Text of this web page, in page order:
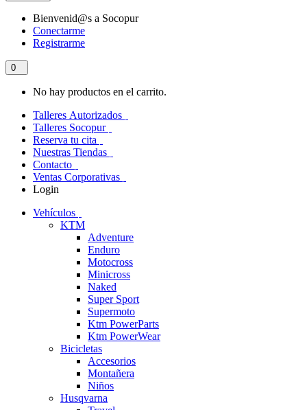
Bienvenid@s a Socopur
Conectarme
Registrarme
0
No hay productos en el carrito.
Talleres Autorizados
Talleres Socopur
Reserva tu cita
Nuestras Tiendas
Contacto
Ventas Corporativas
Login
Vehículos
KTM
Adventure
Enduro
Motocross
Minicross
Naked
Super Sport
Supermoto
Ktm PowerParts
Ktm PowerWear
Bicicletas
Accesorios
Montañera
Niños
Husqvarna